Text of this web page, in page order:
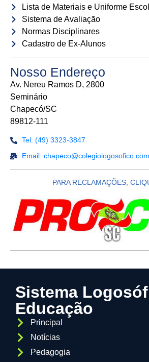
Lista de Materiais e Uniforme
Sistema de Avaliação
Normas Disciplinares
Cadastro de Ex-Alunos
Nosso Endereço
Av. Nereu Ramos D, 2800
Seminário
Chapecó/SC
89812-111
Tel: (49) 3323-3847
Email:
PARA RECLAMAÇÕES,
Sistema
Educação
Principal
Notícias
Pedagogia